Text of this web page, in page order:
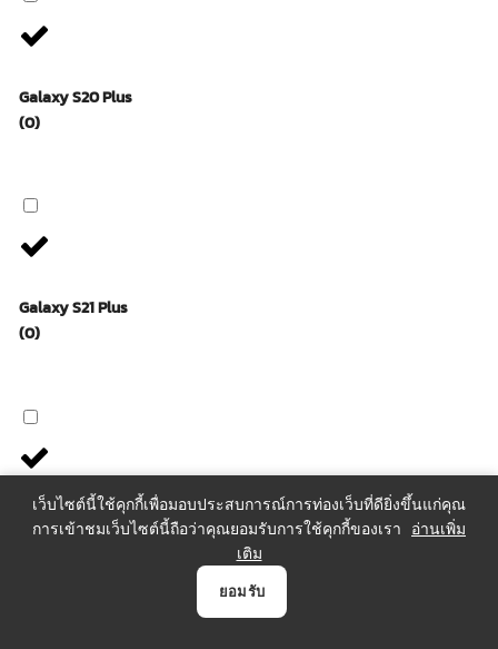
Galaxy S20 Plus
(0)
Galaxy S21 Plus
(0)
Galaxy S22
เว็บไซต์นี้ใช้คุกกี้เพื่อมอบประสบการณ์การท่องเว็บที่ดียิ่งขึ้นแก่คุณ
การเข้าชมเว็บไซต์นี้ถือว่าคุณยอมรับการใช้คุกกี้ของเรา
อ่านเพิ่ม
เติม
ยอมรับ